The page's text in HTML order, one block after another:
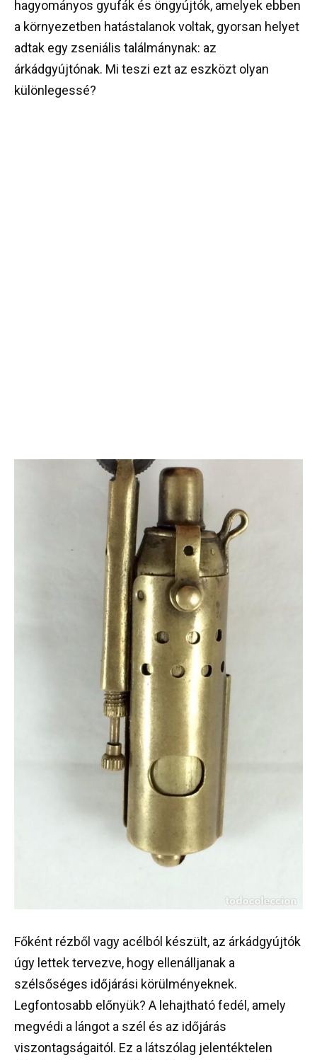
hagyományos gyufák és öngyújtók, amelyek ebben
a környezetben hatástalanok voltak, gyorsan helyet
adtak egy zseniális találmánynak: az
árkádgyújtónak. Mi teszi ezt az eszközt olyan
különlegessé?
Főként rézből vagy acélból készült, az árkádgyújtók
úgy lettek tervezve, hogy ellenálljanak a
szélsőséges időjárási körülményeknek.
Legfontosabb előnyük? A lehajtható fedél, amely
megvédi a lángot a szél és az időjárás
viszontagságaitól. Ez a látszólag jelentéktelen